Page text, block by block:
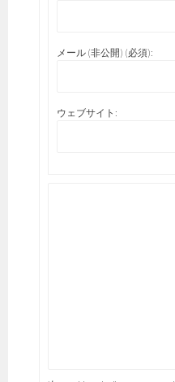
メール (非公開) (必須):
ウェブサイト: